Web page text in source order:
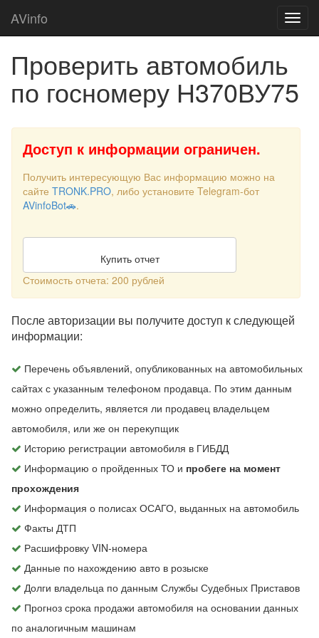
AVinfo
Проверить автомобиль
по госномеру Н370ВУ75
Доступ к информации ограничен.
Получить интересующую Вас информацию можно на
сайте TRONK.PRO, либо установите Telegram-бот
AVinfoBot🚗.
Купить отчет
Стоимость отчета: 200 рублей
После авторизации вы получите доступ к следующей
информации:
Перечень объявлений, опубликованных на автомобильных
сайтах с указанным телефоном продавца. По этим данным
можно определить, является ли продавец владельцем
автомобиля, или же он перекупщик
Историю регистрации автомобиля в ГИБДД
Информацию о пройденных ТО и пробеге на момент
прохождения
Информация о полисах ОСАГО, выданных на автомобиль
Факты ДТП
Расшифровку VIN-номера
Данные по нахождению авто в розыске
Долги владельца по данным Службы Судебных Приставов
Прогноз срока продажи автомобиля на основании данных
по аналогичным машинам